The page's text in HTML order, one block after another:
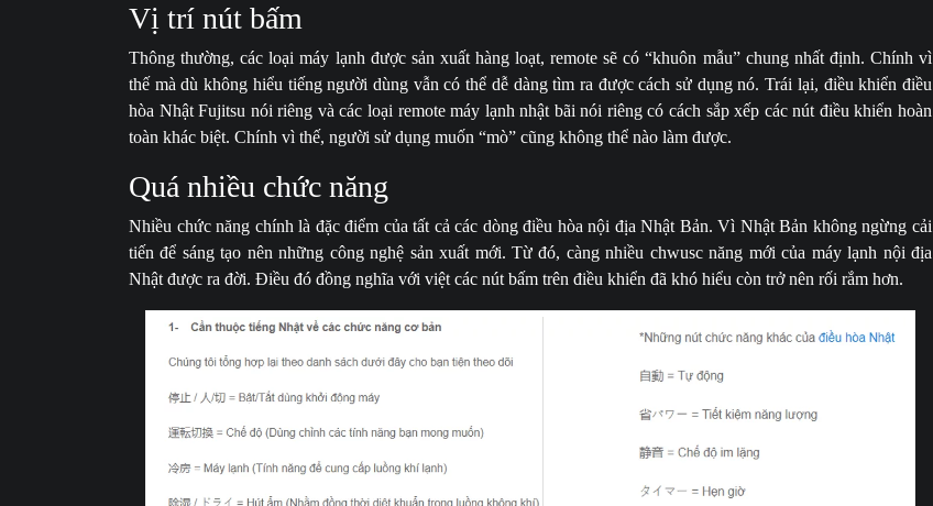
Vị trí nút bấm
Thông thường, các loại máy lạnh được sản xuất hàng loạt, remote sẽ có “khuôn mẫu” chung nhất định. Chính vì
thế mà dù không hiểu tiếng người dùng vẫn có thể dễ dàng tìm ra được cách sử dụng nó. Trái lại, điều khiển điều
hòa Nhật Fujitsu nói riêng và các loại remote máy lạnh nhật bãi nói riêng có cách sắp xếp các nút điều khiển hoàn
toàn khác biệt. Chính vì thế, người sử dụng muốn “mò” cũng không thể nào làm được.
Quá nhiều chức năng
Nhiều chức năng chính là đặc điểm của tất cả các dòng điều hòa nội địa Nhật Bản. Vì Nhật Bản không ngừng cải
tiến để sáng tạo nên những công nghệ sản xuất mới. Từ đó, càng nhiều chwusc năng mới của máy lạnh nội địa
Nhật được ra đời. Điều đó đồng nghĩa với việt các nút bấm trên điều khiển đã khó hiểu còn trở nên rối rắm hơn.